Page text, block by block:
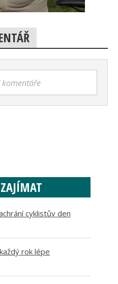
komentáře
cyklistův den
rok lépe